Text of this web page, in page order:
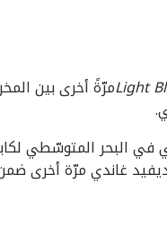
Lightمرّةً أخرى بين
في البحر المتوسّطي
وديفيد غاندي مرّة